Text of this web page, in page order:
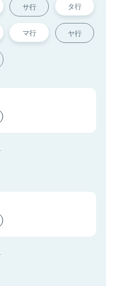
サ行 タ行
マ行 ヤ行